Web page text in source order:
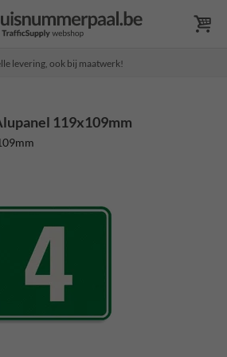
levering, ook bij maatwerk!
119x109mm